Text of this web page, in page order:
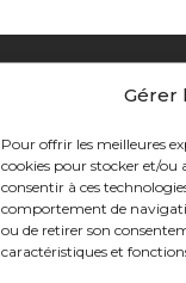
Gérer
Pour offrir les meilleures
cookies pour stocker et/ou
consentir à ces
comportement de
ou de retirer son
caractéristiques et
Infos